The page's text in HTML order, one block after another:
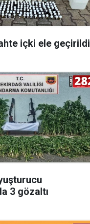
içki ele geçirildi
3 gözaltı